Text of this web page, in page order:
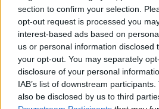
section to confirm your selection.
opt-out request is processed you
interest-based ads based on
us or personal information disclosed
your opt-out. You may separately
disclosure of your personal
IAB’s list of downstream
also be disclosed by us to third
ΔΕΙΤΕ ΕΠΙΣΗΣ
ΣΤΗΝ ΙΔΙΑ
Η
Πάρο με